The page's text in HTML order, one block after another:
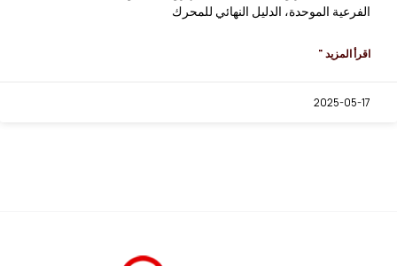
الفرعية الموحدة، الدليل النهائي للمحرك
اقرأ المزيد "
2025-05-17